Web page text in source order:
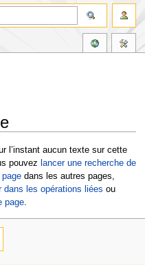
l’instant aucun texte sur cette
pouvez lancer une recherche de
dans les autres pages,
dans les opérations liées ou
page.